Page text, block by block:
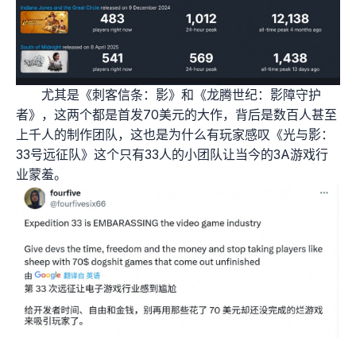
尤其是《刺客信条：影》和《龙腾世纪：影障守护
者》，这两个都是首发70美元的大作，背后是数百人甚至
上千人的制作团队，这也是为什么有玩家感叹《光与影：
33号远征队》这个只有33人的小团队让当今的3A游戏行
业蒙羞。